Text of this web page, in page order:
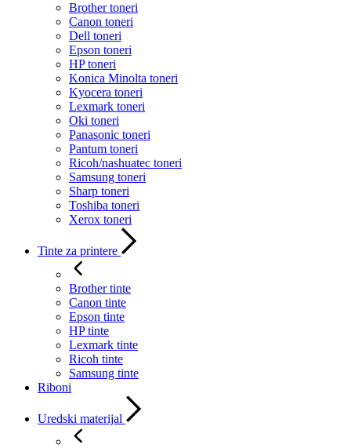
Brother toneri
Canon toneri
Dell toneri
Epson toneri
HP toneri
Konica Minolta toneri
Kyocera toneri
Lexmark toneri
Oki toneri
Panasonic toneri
Pantum toneri
Ricoh/nashuatec toneri
Samsung toneri
Sharp toneri
Toshiba toneri
Xerox toneri
Tinte za printere
Brother tinte
Canon tinte
Epson tinte
HP tinte
Lexmark tinte
Ricoh tinte
Samsung tinte
Riboni
Uredski materijal